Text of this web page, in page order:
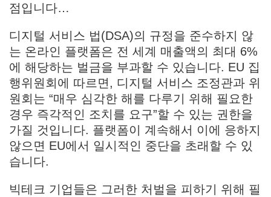
점입니다…
디지털 서비스 법(DSA)의 규정을 준수하지 않
는 온라인 플랫폼은 전 세계 매출액의 최대 6%
에 해당하는 벌금을 부과할 수 있습니다. EU 집
행위원회에 따르면, 디지털 서비스 조정관과 위
원회는 “매우 심각한 해를 다루기 위해 필요한
경우 즉각적인 조치를 요구”할 수 있는 권한을
가질 것입니다. 플랫폼이 계속해서 이에 응하지
않으면 EU에서 일시적인 중단을 초래할 수 있
습니다.
빅테크 기업들은 그러한 처벌을 피하기 위해 필